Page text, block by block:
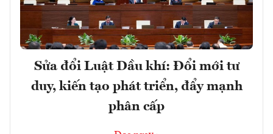
Sửa đổi Luật Dầu khí: Đổi mới tư
duy, kiến tạo phát triển, đẩy mạnh
phân cấp